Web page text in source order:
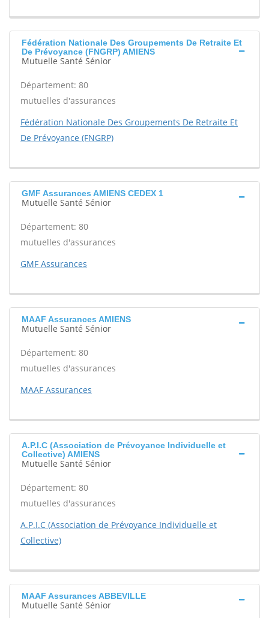
Fédération Nationale Des Groupements De Retraite Et
De Prévoyance (FNGRP) AMIENS
Mutuelle Santé Sénior
Département: 80
mutuelles d'assurances
Fédération Nationale Des Groupements De Retraite Et
De Prévoyance (FNGRP)
GMF Assurances AMIENS CEDEX 1
Mutuelle Santé Sénior
Département: 80
mutuelles d'assurances
GMF Assurances
MAAF Assurances AMIENS
Mutuelle Santé Sénior
Département: 80
mutuelles d'assurances
MAAF Assurances
A.P.I.C (Association de Prévoyance Individuelle et
Collective) AMIENS
Mutuelle Santé Sénior
Département: 80
mutuelles d'assurances
A.P.I.C (Association de Prévoyance Individuelle et
Collective)
MAAF Assurances ABBEVILLE
Mutuelle Santé Sénior